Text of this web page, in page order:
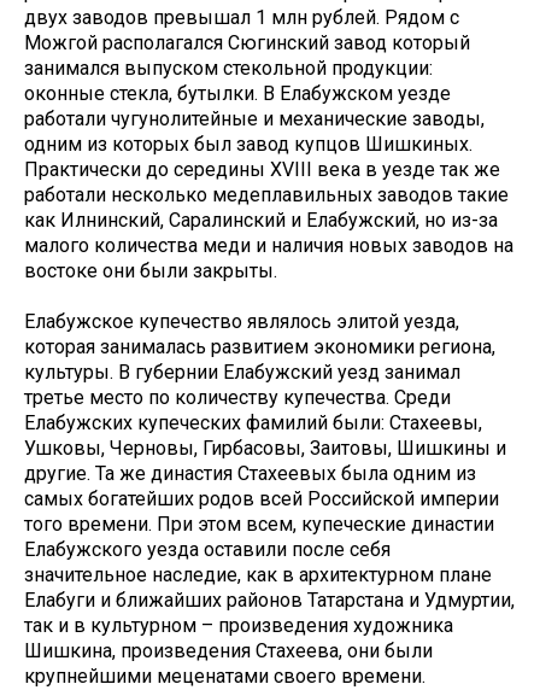
двух заводов превышал 1 млн рублей. Рядом с
Можгой располагался Сюгинский завод который
занимался выпуском стекольной продукции:
оконные стекла, бутылки. В Елабужском уезде
работали чугунолитейные и механические заводы,
одним из которых был завод купцов Шишкиных.
Практически до середины XVIII века в уезде так же
работали несколько медеплавильных заводов такие
как Илнинский, Саралинский и Елабужский, но из-за
малого количества меди и наличия новых заводов на
востоке они были закрыты.
Елабужское купечество являлось элитой уезда,
которая занималась развитием экономики региона,
культуры. В губернии Елабужский уезд занимал
третье место по количеству купечества. Среди
Елабужских купеческих фамилий были: Стахеевы,
Ушковы, Черновы, Гирбасовы, Заитовы, Шишкины и
другие. Та же династия Стахеевых была одним из
самых богатейших родов всей Российской империи
того времени. При этом всем, купеческие династии
Елабужского уезда оставили после себя
значительное наследие, как в архитектурном плане
Елабуги и ближайших районов Татарстана и Удмуртии,
так и в культурном – произведения художника
Шишкина, произведения Стахеева, они были
крупнейшими меценатами своего времени.